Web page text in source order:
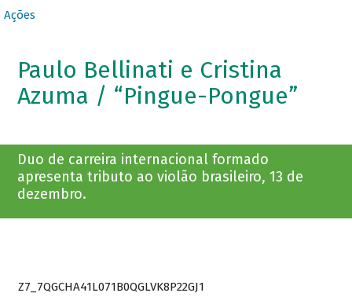
Ações
Paulo Bellinati e Cristina
Azuma / “Pingue-Pongue”
Duo de carreira internacional formado
apresenta tributo ao violão brasileiro, 13 de
dezembro.
Z7_7QGCHA41L071B0QGLVK8P22GJ1